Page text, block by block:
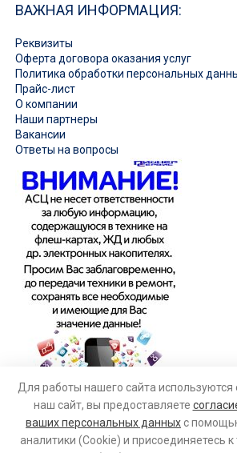
ВАЖНАЯ ИНФОРМАЦИЯ:
Реквизиты
Оферта договора оказания услуг
Политика обработки персональных
Прайс-лист
О компании
Наши партнеры
Вакансии
Ответы на вопросы
Для работы нашего сайта используются
наш сайт, вы предоставляете
ваших персональных данныхс
аналитики (Cookie) и присоединяетесь к